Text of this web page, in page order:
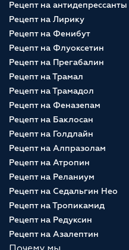
Рецепт на антидепрессанты
Рецепт на Лирику
Рецепт на Фенибут
Рецепт на Флуоксетин
Рецепт на Прегабалин
Рецепт на Трамал
Рецепт на Трамадол
Рецепт на Феназепам
Рецепт на Баклосан
Рецепт на Голдлайн
Рецепт на Алпразолам
Рецепт на Атропин
Рецепт на Реланиум
Рецепт на Седальгин Нео
Рецепт на Тропикамид
Рецепт на Редуксин
Рецепт на Азалептин